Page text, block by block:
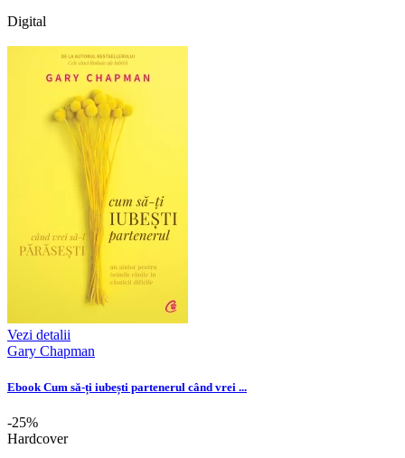
Digital
Vezi detalii
Gary Chapman
Ebook Cum să-ți iubești partenerul când vrei ...
-25%
Hardcover